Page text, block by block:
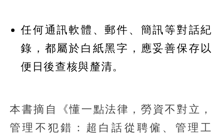
任何通訊軟體、郵件、簡訊等對話紀
錄，都屬於白紙黑字，應妥善保存以
便日後查核與釐清。
本書摘自《懂一點法律，勞資不對立，
管理不犯錯：超白話從聘僱、管理工